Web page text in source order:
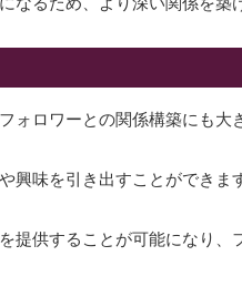
ォロワーとの関係構築にも大
興味を引き出すことができま
提供することが可能になり、